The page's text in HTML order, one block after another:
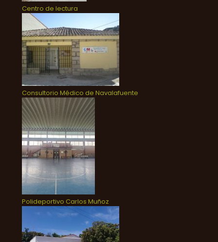
Centro de lectura
Consultorio Médico de Navalafuente
Polideportivo Carlos Muñoz